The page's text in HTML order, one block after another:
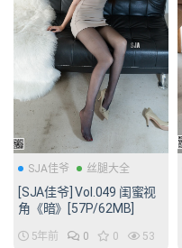
SJA佳爷 丝腿大全
[SJA佳爷] Vol.049 闺蜜视
角《暗》[57P/62MB]
5年前 0 0 53